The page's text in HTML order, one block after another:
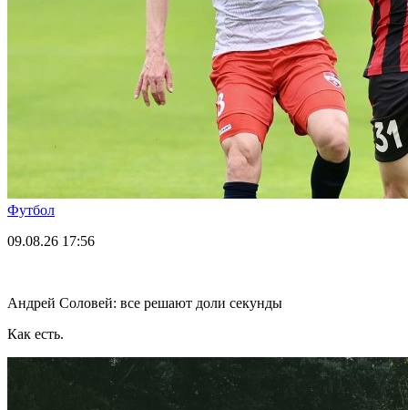
Футбол
09.08.26 17:56
Андрей Соловей: все решают доли секунды
Как есть.